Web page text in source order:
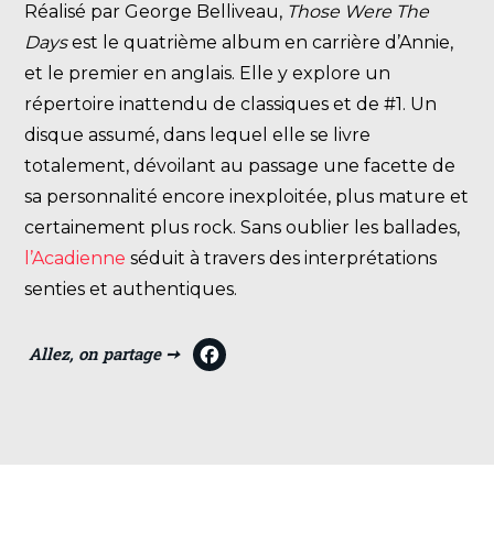
Réalisé par George Belliveau, Those Were The
Daysest le quatrième album en carrière d’Annie,
et le premier en anglais. Elle y explore un
répertoire inattendu de classiques et de #1. Un
disque assumé, dans lequel elle se livre
totalement, dévoilant au passage une facette de
sa personnalité encore inexploitée, plus mature et
certainement plus rock. Sans oublier les ballades,
l’Acadienne séduit à travers des interprétations
senties et authentiques.